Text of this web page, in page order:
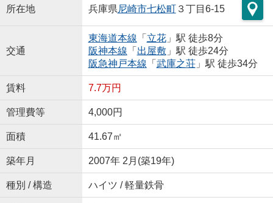
所在地 兵庫県尼崎市七松町３丁目6-15
交通
東海道本線 「 立花」駅 徒歩8分
阪神本線 「 出屋敷 」駅 徒歩24分
阪急神戸本線 「 武庫之荘」駅 徒歩34分
賃料 7.7万円
管理費等 4,000円
面積 41.67㎡
築年月 2007年 2月(築19年)
種別 / 構造 ハイツ / 軽量鉄骨